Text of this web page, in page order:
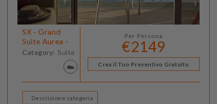
SX - Grand
Suite Aurea -
Category: Suite
Per Persona
€2149
Crea il Tuo Preventivo Gratuito
Descrizione categoria